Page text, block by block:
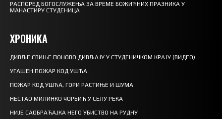
РАСПОРЕД БОГОСЛУЖЕЊА ЗА ВРЕМЕ БОЖИЋНИХ ПРАЗНИКА У
МАНАСТИРУ СТУДЕНИЦА
ХРОНИКА
ДИВЉЕ СВИЊЕ ПОНОВО ДИВЉАЈУ У СТУДЕНИЧКОМ КРАЈУ (ВИДЕО)
УГАШЕН ПОЖАР КОД УШЋА
ПОЖАР КОД УШЋА, ГОРИ РАСТИЊЕ И ШУМА
НЕСТАО МИЛИНКО ЧОРБИЋ У СЕЛУ РЕКА
НИЈЕ САОБРАЋАЈКА НЕГО УБИСТВО НА РУДНУ